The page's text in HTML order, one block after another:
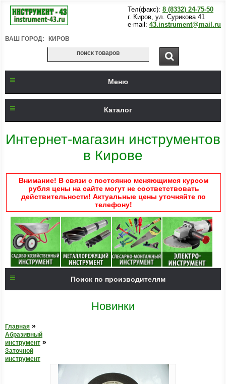
Тел(факс): 8 (8332) 24-75-50
г. Киров, ул. Сурикова 41
e-mail: 43.instrument@mail.ru
ВАШ ГОРОД: КИРОВ
Меню
Каталог
Интернет-магазин инструментов
в Кирове
Внимание! В связи с постоянно меняющимся курсом
рубля цены на сайте могут не соответствовать
действительности! Актуальные цены уточняйте по
телефону!
Поиск по производителям
Новинки
Главная »
Абразивный
инструмент »
Заточной
инструмент